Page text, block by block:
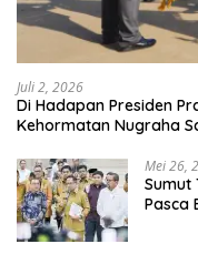
Juli 2, 2026
Di Hadapan Presiden
Kehormatan Nugraha
Mei 26,
Sumut
Pasca